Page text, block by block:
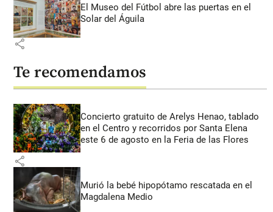
El Museo del Fútbol abre las puertas en el
Solar del Águila
share
Te recomendamos
Concierto gratuito de Arelys Henao, tablado
en el Centro y recorridos por Santa Elena
este 6 de agosto en la Feria de las Flores
share
Murió la bebé hipopótamo rescatada en el
Magdalena Medio